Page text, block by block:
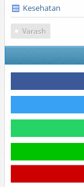
Kesehatan
Varash